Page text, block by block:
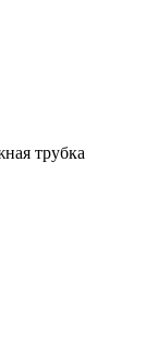
трубка